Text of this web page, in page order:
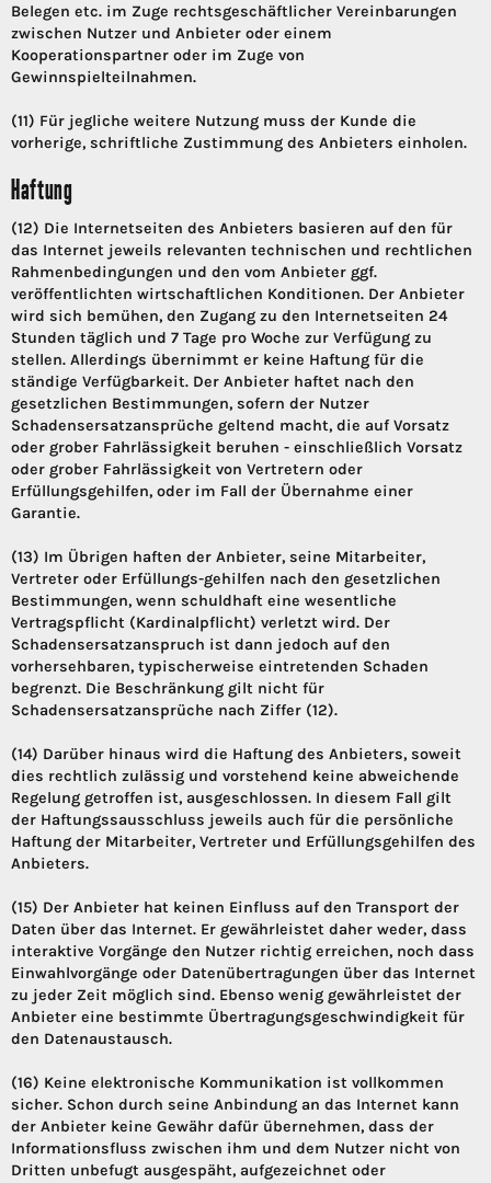
Belegen etc. im Zuge rechtsgeschäftlicher Vereinbarungen
zwischen Nutzer und Anbieter oder einem
Kooperationspartner oder im Zuge von
Gewinnspielteilnahmen.
(11) Für jegliche weitere Nutzung muss der Kunde die
vorherige, schriftliche Zustimmung des Anbieters einholen.
Haftung
(12) Die Internetseiten des Anbieters basieren auf den für
das Internet jeweils relevanten technischen und rechtlichen
Rahmenbedingungen und den vom Anbieter ggf.
veröffentlichten wirtschaftlichen Konditionen. Der Anbieter
wird sich bemühen, den Zugang zu den Internetseiten 24
Stunden täglich und 7 Tage pro Woche zur Verfügung zu
stellen. Allerdings übernimmt er keine Haftung für die
ständige Verfügbarkeit. Der Anbieter haftet nach den
gesetzlichen Bestimmungen, sofern der Nutzer
Schadensersatzansprüche geltend macht, die auf Vorsatz
oder grober Fahrlässigkeit beruhen - einschließlich Vorsatz
oder grober Fahrlässigkeit von Vertretern oder
Erfüllungsgehilfen, oder im Fall der Übernahme einer
Garantie.
(13) Im Übrigen haften der Anbieter, seine Mitarbeiter,
Vertreter oder Erfüllungs-gehilfen nach den gesetzlichen
Bestimmungen, wenn schuldhaft eine wesentliche
Vertragspflicht (Kardinalpflicht) verletzt wird. Der
Schadensersatzanspruch ist dann jedoch auf den
vorhersehbaren, typischerweise eintretenden Schaden
begrenzt. Die Beschränkung gilt nicht für
Schadensersatzansprüche nach Ziffer (12).
(14) Darüber hinaus wird die Haftung des Anbieters, soweit
dies rechtlich zulässig und vorstehend keine abweichende
Regelung getroffen ist, ausgeschlossen. In diesem Fall gilt
der Haftungssausschluss jeweils auch für die persönliche
Haftung der Mitarbeiter, Vertreter und Erfüllungsgehilfen des
Anbieters.
(15) Der Anbieter hat keinen Einfluss auf den Transport der
Daten über das Internet. Er gewährleistet daher weder, dass
interaktive Vorgänge den Nutzer richtig erreichen, noch dass
Einwahlvorgänge oder Datenübertragungen über das Internet
zu jeder Zeit möglich sind. Ebenso wenig gewährleistet der
Anbieter eine bestimmte Übertragungsgeschwindigkeit für
den Datenaustausch.
(16) Keine elektronische Kommunikation ist vollkommen
sicher. Schon durch seine Anbindung an das Internet kann
der Anbieter keine Gewähr dafür übernehmen, dass der
Informationsfluss zwischen ihm und dem Nutzer nicht von
Dritten unbefugt ausgespäht, aufgezeichnet oder